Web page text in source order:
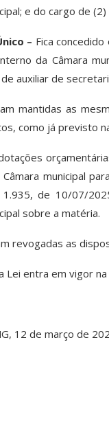
e do cargo de
– Fica
da Câmara
auxiliar de
mantidas as
como já previsto
Câmara municipal
1.935, de 10/07/
sobre a matéria.
revogadas as
Lei entra em vigor
12 de março de